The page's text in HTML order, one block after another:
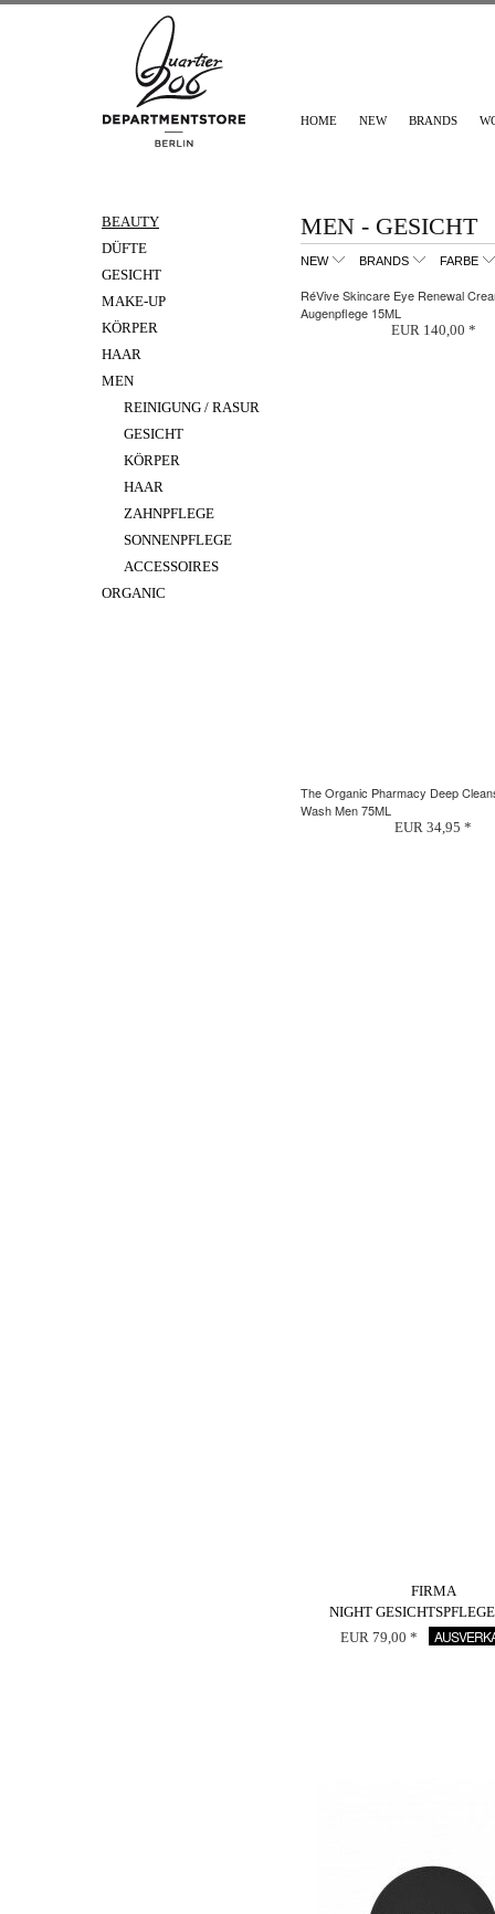
HOME NEW BRANDS
BEAUTY
DÜFTE
GESICHT
MAKE-UP
KÖRPER
HAAR
MEN
REINIGUNG / RASUR
GESICHT
KÖRPER
HAAR
ZAHNPFLEGE
SONNENPFLEGE
ACCESSOIRES
ORGANIC
MEN - GESICHT
NEW BRANDS FARBE
RéVive Skincare Eye Renewal
Augenpflege 15ML
EUR 140,00 *
The Organic Pharmacy Deep
Wash Men 75ML
EUR 34,95 *
FIRMA
NIGHT
EUR 79,00 *